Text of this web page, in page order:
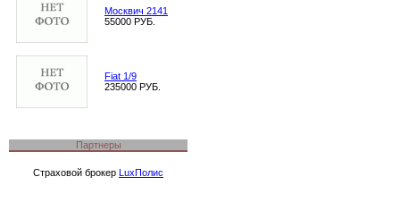
Москвич 2141
55000 РУБ.
Fiat 1/9
235000 РУБ.
Партнеры
Страховой брокер LuxПолис